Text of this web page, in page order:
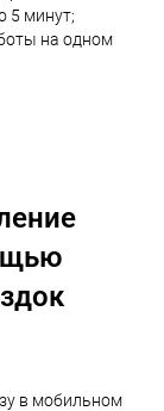
5 минут;
на одном
в мобильном